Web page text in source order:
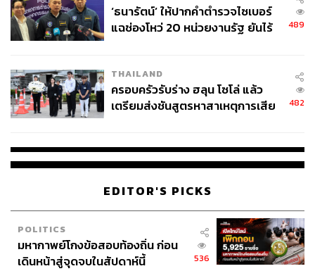
‘ธนารัตน์’ ให้ปากคำตำรวจไซเบอร์
แฉช่องโหว่ 20 หน่วยงานรัฐ ยันไร้
489
THAILAND
ครอบครัวรับร่าง ฮลุน โซโล่ แล้ว
เตรียมส่งชันสูตรหาสาเหตุการเสีย
482
EDITOR'S PICKS
POLITICS
มหากาพย์โกงข้อสอบท้องถิ่น ก่อน
เดินหน้าสู่จุดจบในสัปดาห์นี้
536